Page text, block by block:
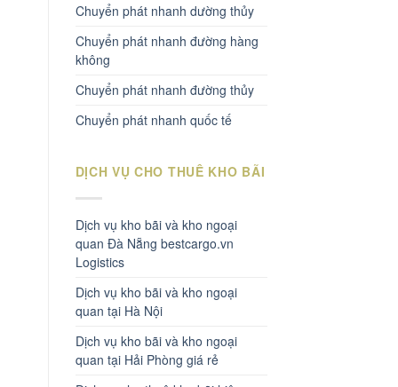
Chuyển phát nhanh dường thủy
Chuyển phát nhanh đường hàng
không
Chuyển phát nhanh đường thủy
Chuyển phát nhanh quốc tế
DỊCH VỤ CHO THUÊ KHO BÃI
Dịch vụ kho bãi và kho ngoại
quan Đà Nẵng bestcargo.vn
Logistics
Dịch vụ kho bãi và kho ngoại
quan tại Hà Nội
Dịch vụ kho bãi và kho ngoại
quan tại Hải Phòng giá rẻ